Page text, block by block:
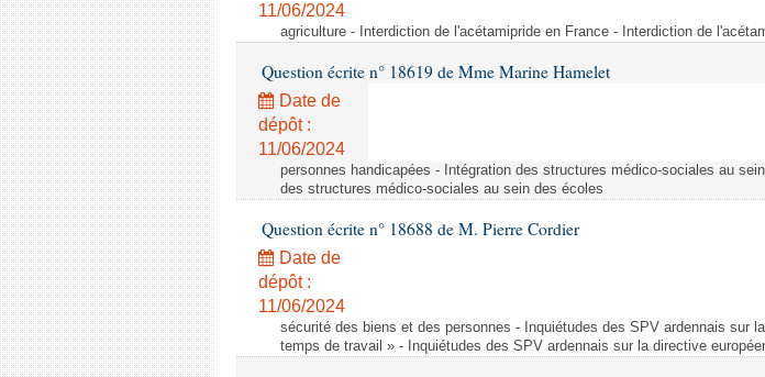
11/06/2024
agriculture - Interdiction de l'acétamipride en France - Interdiction de
Question écrite n° 18619 de Mme Marine Hamelet
Date de
dépôt :
11/06/2024
personnes handicapées - Intégration des structures médico-sociales au
des structures médico-sociales au sein des écoles
Question écrite n° 18688 de M. Pierre Cordier
Date de
dépôt :
11/06/2024
sécurité des biens et des personnes - Inquiétudes des SPV ardennais sur
temps de travail » - Inquiétudes des SPV ardennais sur la directive